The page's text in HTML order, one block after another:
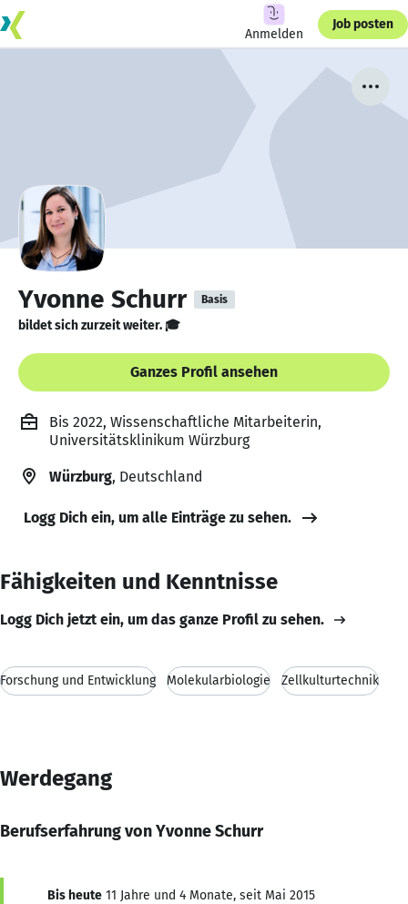
Anmelden
Job posten
Yvonne Schurr Basis
bildet sich zurzeit weiter. 🎓
Ganzes Profil ansehen
Bis 2022, Wissenschaftliche Mitarbeiterin,
Universitätsklinikum Würzburg
Würzburg, Deutschland
Logg Dich ein, um alle Einträge zu sehen.
Fähigkeiten und Kenntnisse
Logg Dich jetzt ein, um das ganze Profil zu sehen.
Forschung und Entwicklung Molekularbiologie Zellkulturtechnik
Werdegang
Berufserfahrung von Yvonne Schurr
Bis heute 11 Jahre und 4 Monate, seit Mai 2015